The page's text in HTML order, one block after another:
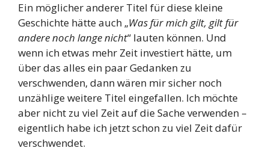
Ein möglicher anderer Titel für diese kleine
Geschichte hätte auch „Was für mich gilt, gilt für
andere noch lange nicht“ lauten können. Und
wenn ich etwas mehr Zeit investiert hätte, um
über das alles ein paar Gedanken zu
verschwenden, dann wären mir sicher noch
unzählige weitere Titel eingefallen. Ich möchte
aber nicht zu viel Zeit auf die Sache verwenden –
eigentlich habe ich jetzt schon zu viel Zeit dafür
verschwendet.